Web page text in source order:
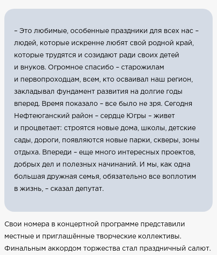
– Это любимые, особенные праздники для всех нас –
людей, которые искренне любят свой родной край,
которые трудятся и созидают ради своих детей
и внуков. Огромное спасибо – старожилам
и первопроходцам, всем, кто осваивал наш регион,
закладывал фундамент развития на долгие годы
вперед. Время показало – все было не зря. Сегодня
Нефтеюганский район – сердце Югры – живет
и процветает: строятся новые дома, школы, детские
сады, дороги, появляются новые парки, скверы, зоны
отдыха. Впереди – еще много интересных проектов,
добрых дел и полезных начинаний. И мы, как одна
большая дружная семья, обязательно все воплотим
в жизнь, – сказал депутат.
Свои номера в концертной программе представили
местные и приглашённые творческие коллективы.
Финальным аккордом торжества стал праздничный салют.